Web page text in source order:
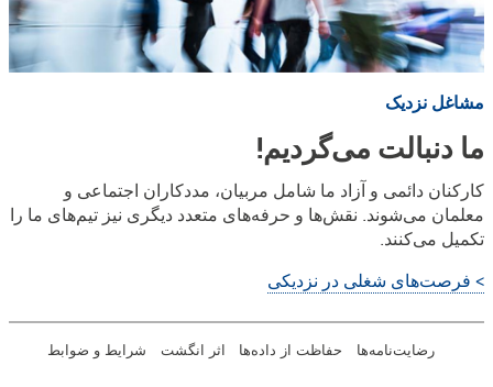
مشاغل نزدیک
ما دنبالت می‌گردیم!
کارکنان دائمی و آزاد ما شامل مربیان، مددکاران اجتماعی و
معلمان می‌شوند. نقش‌ها و حرفه‌های متعدد دیگری نیز تیم‌های ما را
تکمیل می‌کنند.
> فرصت‌های شغلی در نزدیکی
رضایت‌نامه‌ها حفاظت از داده‌ها اثر انگشت شرایط و ضوابط